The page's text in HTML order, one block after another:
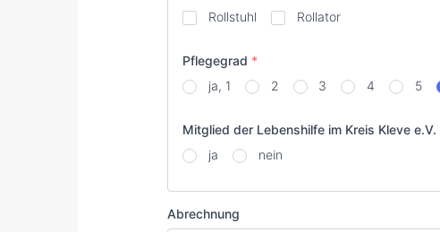
Rollstuhl
Rollator
Pflegegrad *
ja, 1
2 3 4 5
Mitglied der Lebenshilfe im Kreis Kleve e.V.
ja
nein
Abrechnung